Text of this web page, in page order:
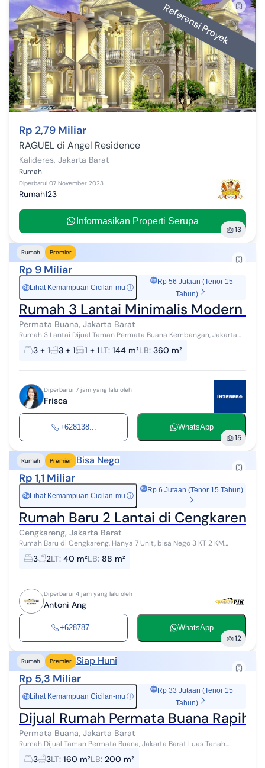
Referensi Proyek
Rp 2,79 Miliar
RAGUEL di Angel Residence
Kalideres, Jakarta Barat
Rumah
Diperbarui 07 November 2023
Rumah123
Informasikan Properti Serupa
13
Rumah Premier
Rp 9 Miliar
RpLihat Kemampuan Cicilan-mu ⓘ
Rp 56 Jutaan (Tenor 15
Tahun)
Rumah 3 Lantai Minimalis Modern
Permata Buana, Jakarta Barat
Rumah 3 Lantai Dijual Taman Permata Buana Kembangan, Jakarta
Barat Luas tanah 144m2 Luas bangunan 360m2 Kamar tidur 3+1
Kamar mandi 3+1 Bangunan...
3 + 1 3 + 1 1 + 1LT: 144 m²LB: 360 m²
Diperbarui 7 jam yang lalu oleh
Frisca
+628138... WhatsApp
15
Rumah Premier Bisa Nego
Rp 1,1 Miliar
RpLihat Kemampuan Cicilan-mu ⓘ
Rp 6 Jutaan (Tenor 15 Tahun)
Rumah Baru 2 Lantai di Cengkareng,
Cengkareng, Jakarta Barat
Rumah Baru di Cengkareng, Hanya 7 Unit, bisa Nego 3 KT 2 KM
Carport Living room Kitchen
3 2LT: 40 m²LB: 88 m²
Diperbarui 4 jam yang lalu oleh
Antoni Ang
+628787... WhatsApp
12
Rumah Premier Siap Huni
Rp 5,3 Miliar
RpLihat Kemampuan Cicilan-mu ⓘ
Rp 33 Jutaan (Tenor 15
Tahun)
Dijual Rumah Permata Buana Rapih
Permata Buana, Jakarta Barat
Rumah Dijual Taman Permata Buana, Jakarta Barat Luas Tanah
160m2 Dimensi 8x20m2 Luas Bangunan 200m2 Kamar Tidur 3+1
Kamar Mandi 3+1 Bangunan 2 Lan...
3 3LT: 160 m²LB: 200 m²